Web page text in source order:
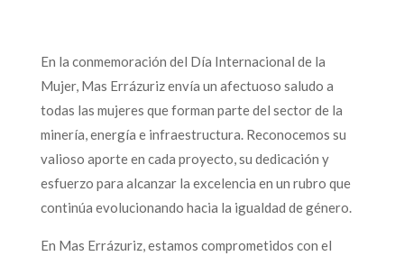
En la conmemoración del Día Internacional de la
Mujer, Mas Errázuriz envía un afectuoso saludo a
todas las mujeres que forman parte del sector de la
minería, energía e infraestructura. Reconocemos su
valioso aporte en cada proyecto, su dedicación y
esfuerzo para alcanzar la excelencia en un rubro que
continúa evolucionando hacia la igualdad de género.
En Mas Errázuriz, estamos comprometidos con el